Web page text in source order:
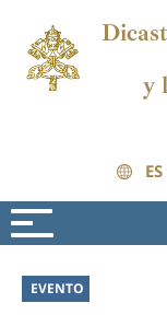
y
ES
Actualidad
EVENTO